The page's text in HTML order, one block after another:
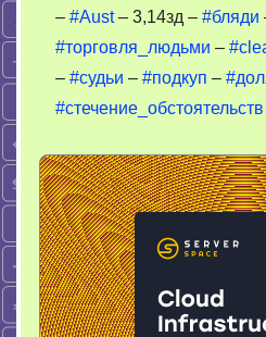
– #Aust– 3,14зд – #бляди
#торговля_людьми –
– #судьи – #подкуп –
#стечение_обстоятельств